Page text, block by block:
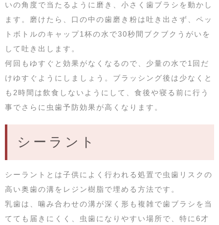
いの角度で当たるように磨き、小さく歯ブラシを動かし
ます。磨けたら、口の中の歯磨き粉は吐き出さず、ペッ
トボトルのキャップ1杯の水で30秒間ブクブクうがいを
して吐き出します。
何回もゆすぐと効果がなくなるので、少量の水で1回だ
けゆすぐようにしましょう。ブラッシング後は少なくと
も2時間は飲食しないようにして、食後や寝る前に行う
事でさらに虫歯予防効果が高くなります。
シーラント
シーラントとは子供によく行われる処置で虫歯リスクの
高い奥歯の溝をレジン樹脂で埋める方法です。
乳歯は、噛み合わせの溝が深く形も複雑で歯ブラシを当
てても届きにくく、虫歯になりやすい場所で、特に6才